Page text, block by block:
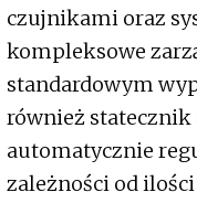
czujnikami oraz
kompleksowe
standardowym
również statecznik
automatycznie
zależności od